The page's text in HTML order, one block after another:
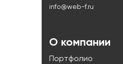
info@web-f.ru
О компании
Портфолио